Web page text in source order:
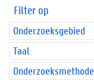
Filter op
Onderzoeksgebied
Taal
Onderzoeksmethode